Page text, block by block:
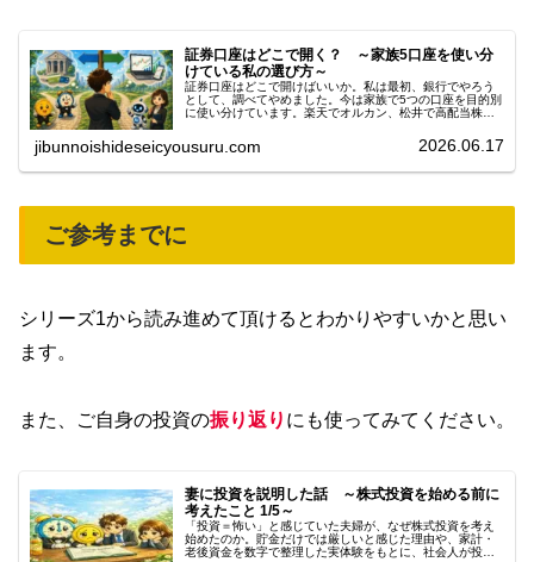
証券口座はどこで開く？ ～家族5口座を使い分
けている私の選び方～
証券口座はどこで開けばいいか。私は最初、銀行でやろう
として、調べてやめました。今は家族で5つの口座を目的別
に使い分けています。楽天でオルカン、松井で高配当株、
jibunnoishideseicyousuru.com 2026.06.17
ご参考までに
シリーズ1から読み進めて頂けるとわかりやすいかと思い
ます。
また、ご自身の投資の振り返り にも使ってみてください。
妻に投資を説明した話 ～株式投資を始める前に
考えたこと 1/5～
「投資＝怖い」と感じていた夫婦が、なぜ株式投資を考え
始めたのか。貯金だけでは厳しいと感じた理由や、家計・
老後資金を数字で整理した実体験をもとに、社会人が投資